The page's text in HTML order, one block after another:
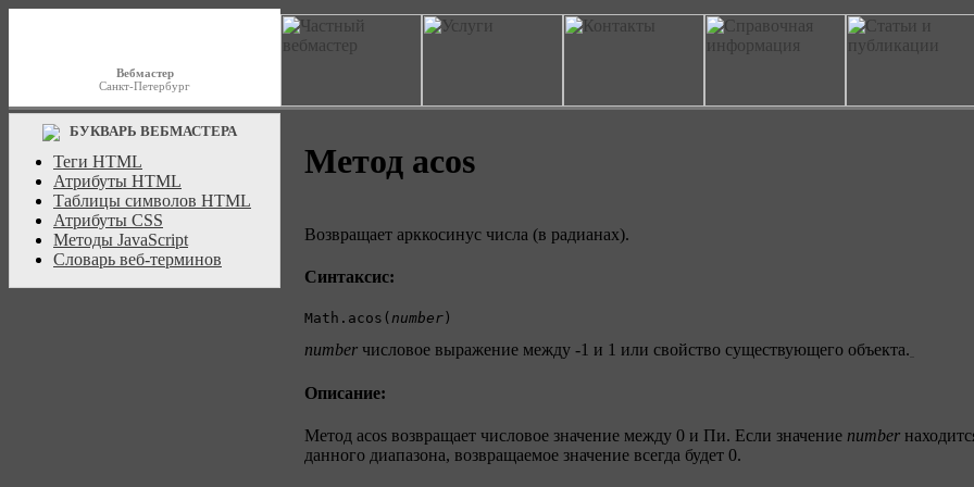
Вебмастер
Санкт-Петербург
БУКВАРЬ ВЕБМАСТЕРА
Теги HTML
Атрибуты HTML
Таблицы символов HTML
Атрибуты CSS
Методы JavaScript
Словарь веб-терминов
Метод acos
Возвращает арккосинус числа (в радианах).
Синтаксис:
Math.acos( number )
number числовое выражение между -1 и 1 или свойство существующего объекта.
Описание:
Метод acos возвращает числовое значение между 0 и Пи. Если значение number
данного диапазона, возвращаемое значение всегда будет 0.